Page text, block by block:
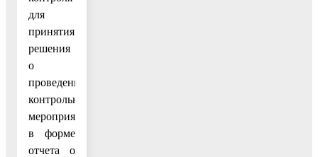
для
принятия
решения
о
проведении
контрольных
мероприятий
в форме
отчета о